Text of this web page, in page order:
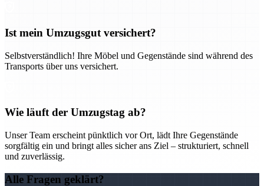
Ist mein Umzugsgut versichert?
Selbstverständlich! Ihre Möbel und Gegenstände sind während des
Transports über uns versichert.
Wie läuft der Umzugstag ab?
Unser Team erscheint pünktlich vor Ort, lädt Ihre Gegenstände
sorgfältig ein und bringt alles sicher ans Ziel – strukturiert, schnell
und zuverlässig.
Alle Fragen geklärt?